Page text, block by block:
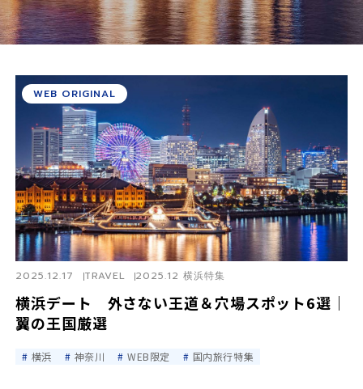
横浜デート 外さない王道＆穴場スポット6選｜
翼の王国厳選
2025.12.17 TRAVEL 2025.12 横浜特集
WEB ORIGINAL
横浜 神奈川 WEB限定 国内旅行特集